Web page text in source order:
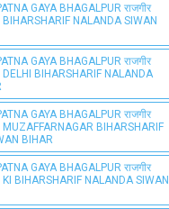
GAYA BHAGALPUR राजगीर
NALANDA SIWAN
GAYA BHAGALPUR राजगीर
BIHARSHARIF NALANDA
GAYA BHAGALPUR राजगीर
BIHARSHARIF
BIHAR
GAYA BHAGALPUR राजगीर
BIHARSHARIF NALANDA SIWAN